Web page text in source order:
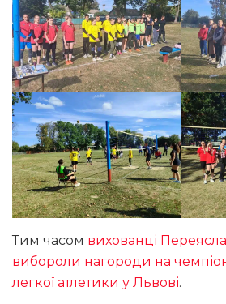
Тим часом вихованці
вибороли нагороди на
легкої атлетики у Львові.